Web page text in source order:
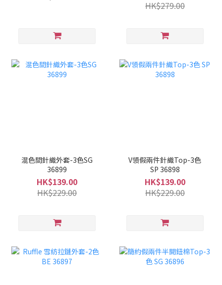
HK$279.00
混色間針織外套-3色SG
36899
HK$139.00
HK$229.00
V領假兩件針織Top-3色
SP 36898
HK$139.00
HK$229.00